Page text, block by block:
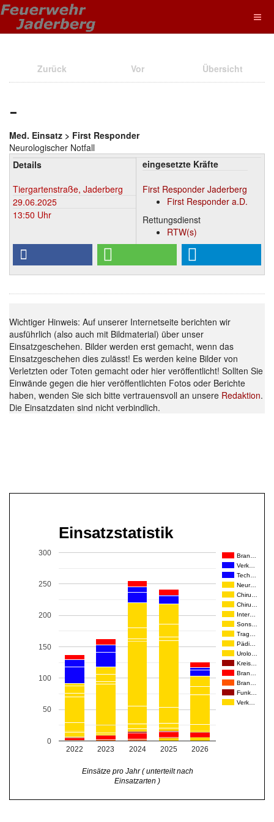
Zurück Vor Übersicht
-
Med. Einsatz > First Responder
Neurologischer Notfall
Details
Tiergartenstraße, Jaderberg
29.06.2025
13:50 Uhr
eingesetzte Kräfte
First Responder Jaderberg
First Responder a.D.
Rettungsdienst
RTW(s)
Wichtiger Hinweis: Auf unserer Internetseite berichten wir
ausführlich (also auch mit Bildmaterial) über unser
Einsatzgeschehen. Bilder werden erst gemacht, wenn das
Einsatzgeschehen dies zulässt! Es werden keine Bilder von
Verletzten oder Toten gemacht oder hier veröffentlicht! Sollten Sie
Einwände gegen die hier veröffentlichten Fotos oder Berichte
haben, wenden Sie sich bitte vertrauensvoll an unsere Redaktion.
Die Einsatzdaten sind nicht verbindlich.
Einsatzstatistik
Bran…
Verk…
Tech…
Neur…
Chiru…
Chiru…
Inter…
Sons…
Trag…
Pädi…
Urolo…
Kreis…
Bran…
Bran…
Funk…
Verk…
2022 2023 2024 2025 2026
0
50
100
150
200
250
300
Einsätze pro Jahr ( unterteilt nach
Einsatzarten )